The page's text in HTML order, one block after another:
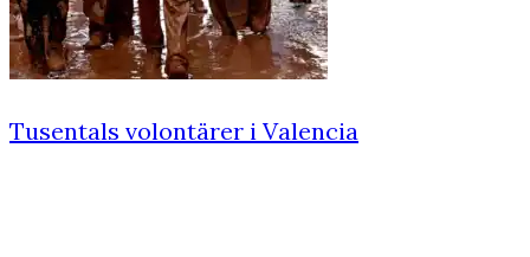
Tusentals volontärer i Valencia